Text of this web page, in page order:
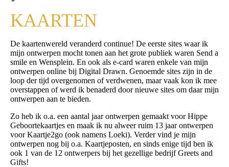
KAARTEN
De kaartenwereld veranderd continue! De eerste sites waar ik
mijn ontwerpen mocht tonen aan het grote publiek waren Send a
smile en Wensplein. En ook als e-card waren enkele van mijn
ontwerpen online bij Digital Drawn. Genoemde sites zijn in de
loop der tijd overgenomen of verdwenen, maar vaak kon ik mee
overstappen of werd ik benaderd door nieuwe sites om daar mijn
ontwerpen aan te bieden.
Zo heb ik o.a. een aantal jaar ontwerpen gemaakt voor Hippe
Geboortekaartjes en maak ik nu alweer ruim 13 jaar ontwerpen
voor Kaartje2go (ook namens Loeki). Verder vind je mijn
ontwerpen nog bij o.a. Kaartjeposten, en sinds enige tijd ben ik
ook 1 van de 12 ontwerpers bij het gezellige bedrijf Greets and
Gifts!